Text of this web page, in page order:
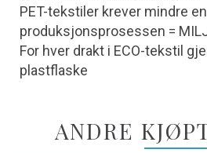
PET-tekstiler krever mindre
produksjonsprosessen =
For hver drakt i ECO-tekstil
plastflaske
ANDRE